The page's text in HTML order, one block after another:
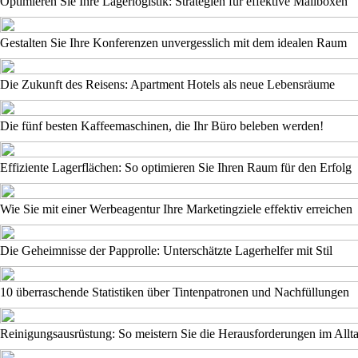
Gestalten Sie Ihre Konferenzen unvergesslich mit dem idealen Raum
Die Zukunft des Reisens: Apartment Hotels als neue Lebensräume
Die fünf besten Kaffeemaschinen, die Ihr Büro beleben werden!
Effiziente Lagerflächen: So optimieren Sie Ihren Raum für den Erfolg
Wie Sie mit einer Werbeagentur Ihre Marketingziele effektiv erreichen
Die Geheimnisse der Papprolle: Unterschätzte Lagerhelfer mit Stil
10 überraschende Statistiken über Tintenpatronen und Nachfüllungen
Reinigungsausrüstung: So meistern Sie die Herausforderungen im